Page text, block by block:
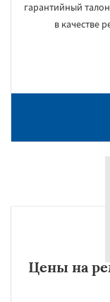
гарантийный
в качестве
Цены на